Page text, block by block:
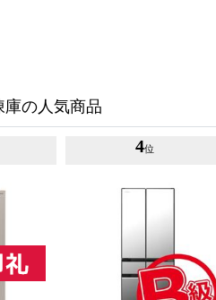
の人気商品
4位